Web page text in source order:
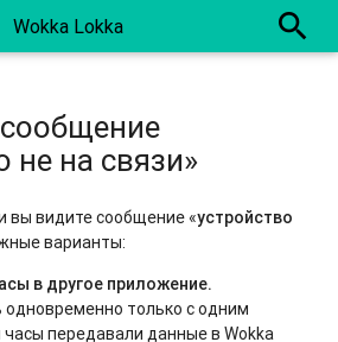
Wokka Lokka search
не на связи»
вы видите сообщение «устройство
варианты:
в другое приложение.
одновременно только с одним
передавали данные в Wokka